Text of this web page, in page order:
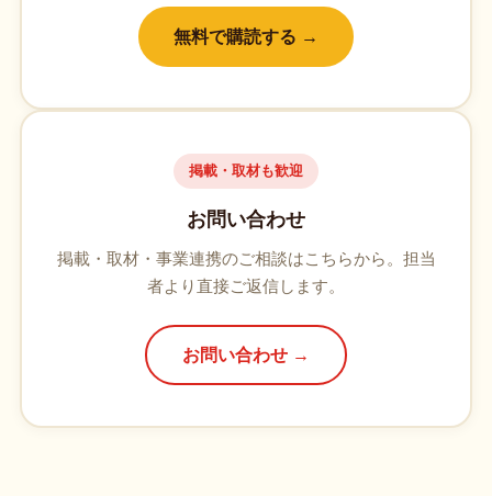
無料で購読する →
掲載・取材も歓迎
お問い合わせ
掲載・取材・事業連携のご相談はこちらから。担当
者より直接ご返信します。
お問い合わせ →